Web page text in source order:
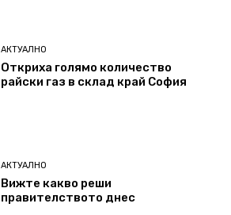
АКТУАЛНО
Откриха голямо количество
райски газ в склад край София
АКТУАЛНО
Вижте какво реши
правителството днес